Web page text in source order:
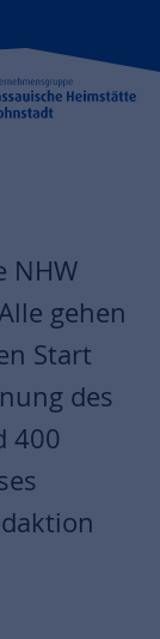
NHW
gehen
Start
des
400